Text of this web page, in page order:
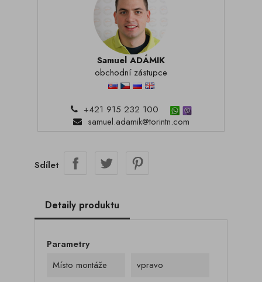
Samuel ADÁMIK
obchodní zástupce
+421 915 232 100
samuel.adamik@torintn.com
Sdílet
Detaily produktu
Parametry
Místo montáže
vpravo